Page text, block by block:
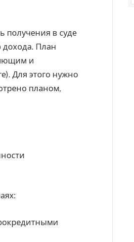
получения в суде
дохода. План
и
Для этого нужно
планом,